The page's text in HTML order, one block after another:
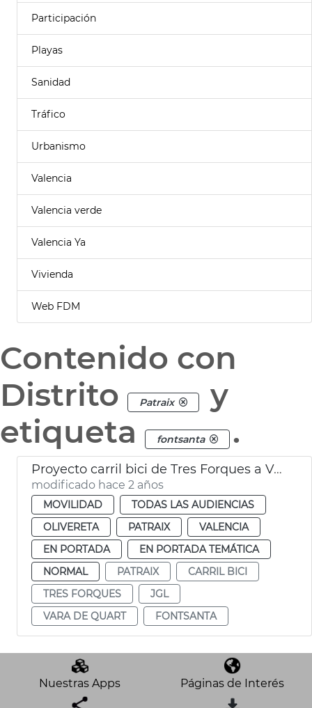
Participación
Playas
Sanidad
Tráfico
Urbanismo
Valencia
Valencia verde
Valencia Ya
Vivienda
Web FDM
Contenido con
Distrito
Patraix
y
etiqueta
fontsanta .
Proyecto carril bici de Tres Forques a Vara de Quart
modificado hace 2 años
MOVILIDAD
TODAS LAS AUDIENCIAS
OLIVERETA
PATRAIX
VALENCIA
EN PORTADA
EN PORTADA TEMÁTICA
NORMAL
PATRAIX
CARRIL BICI
TRES FORQUES
JGL
VARA DE QUART
FONTSANTA
Nuestras Apps Páginas de Interés